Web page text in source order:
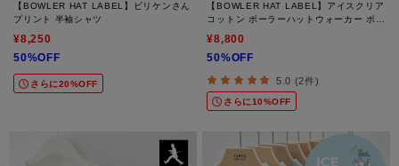
【BOWLER HAT LABEL】ビリケンさん
プリント 半袖シャツ
¥8,250
50%OFF
さらに20%OFF
【BOWLER HAT LABEL】アイスクリア
コットン ボーラーハットウォーカー ポロ
¥8,800
50%OFF
5.0 (2件)
さらに10%OFF